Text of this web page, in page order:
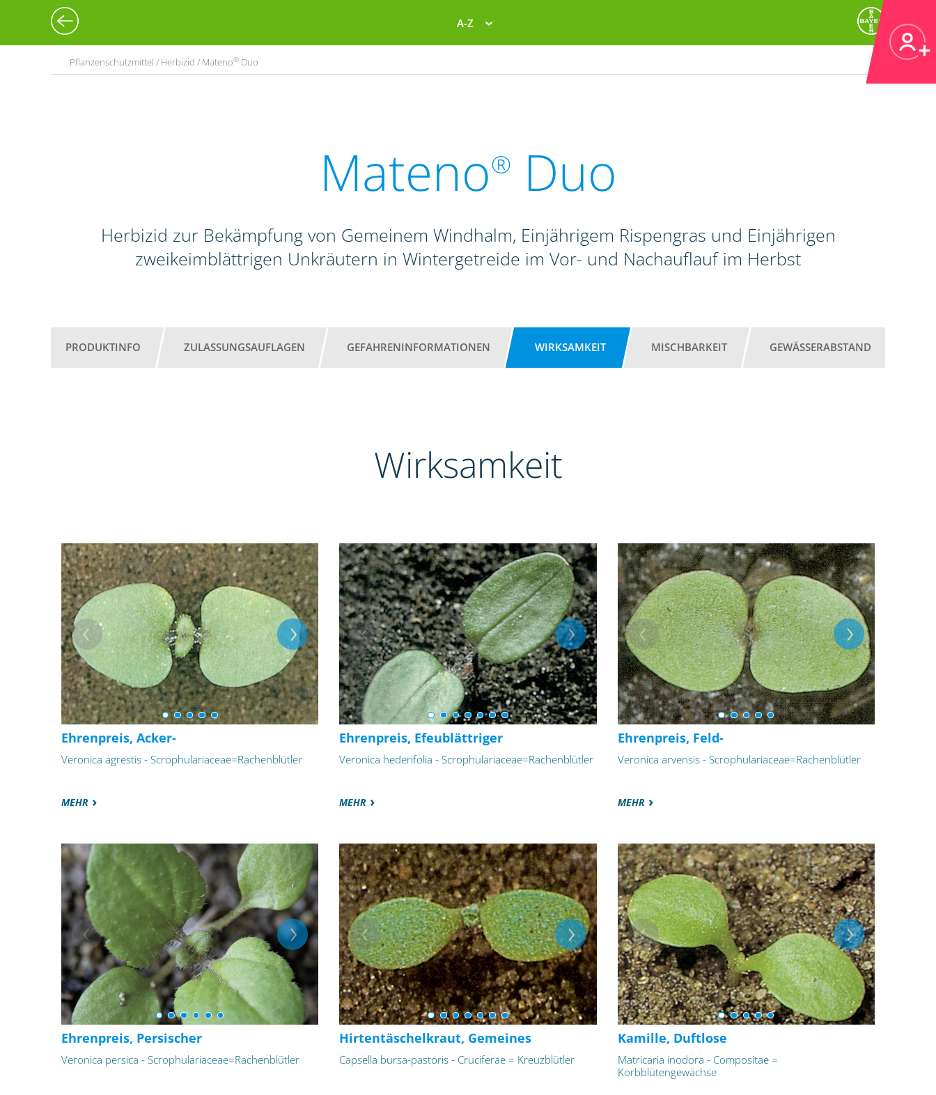
A-Z
Pflanzenschutzmittel / Herbizid / Mateno® Duo
Mateno® Duo
Herbizid zur Bekämpfung von Gemeinem Windhalm, Einjährigem Rispengras und Einjährigen
zweikeimblättrigen Unkräutern in Wintergetreide im Vor- und Nachauflauf im Herbst
PRODUKTINFO ZULASSUNGSAUFLAGEN GEFAHRENINFORMATIONEN WIRKSAMKEIT MISCHBARKEIT GEWÄSSERABSTAND
Wirksamkeit
Ehrenpreis, Acker-
Veronica agrestis - Scrophulariaceae=Rachenblütler
MEHR
Ehrenpreis, Efeublättriger
Veronica hederifolia - Scrophulariaceae=Rachenblütler
MEHR
Ehrenpreis, Feld-
Veronica arvensis - Scrophulariaceae=Rachenblütler
MEHR
Ehrenpreis, Persischer
Veronica persica - Scrophulariaceae=Rachenblütler
Hirtentäschelkraut, Gemeines
Capsella bursa-pastoris - Cruciferae = Kreuzblütler
Kamille, Duftlose
Matricaria inodora - Compositae =
Korbblütengewächse